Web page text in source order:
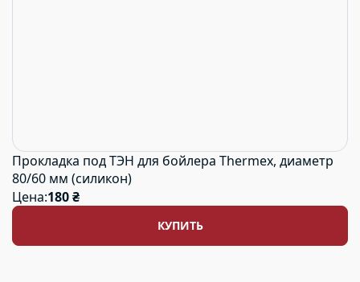
Прокладка под ТЭН для бойлера Thermex, диаметр
80/60 мм (силикон)
Цена:180 ₴
КУПИТЬ